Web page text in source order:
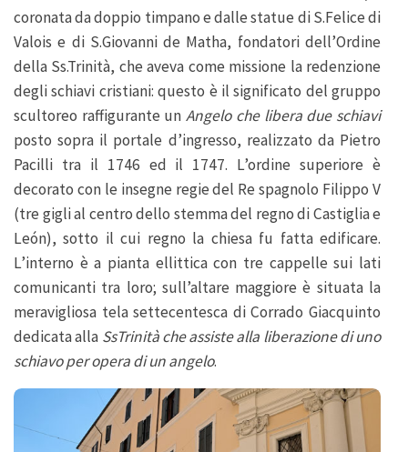
coronata da doppio timpano e dalle statue di S.Felice di
Valois e di S.Giovanni de Matha, fondatori dell’Ordine
della Ss.Trinità, che aveva come missione la redenzione
degli schiavi cristiani: questo è il significato del gruppo
scultoreo raffigurante unAngelo che libera due schiavi
posto sopra il portale d’ingresso, realizzato da Pietro
Pacilli tra il 1746 ed il 1747. L’ordine superiore è
decorato con le insegne regie del Re spagnolo Filippo V
(tre gigli al centro dello stemma del regno di Castiglia e
León), sotto il cui regno la chiesa fu fatta edificare.
L’interno è a pianta ellittica con tre cappelle sui lati
comunicanti tra loro; sull’altare maggiore è situata la
meravigliosa tela settecentesca di Corrado Giacquinto
dedicata alla SsTrinità che assiste alla liberazione di uno
schiavo per opera di un angelo.